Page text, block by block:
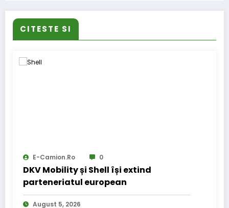
CITESTE SI
E-Camion.ro 0
DKV Mobility și Shell își extind
parteneriatul european
August 5, 2026